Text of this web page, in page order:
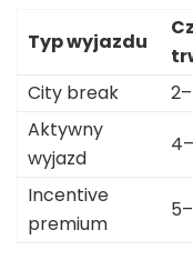
Typ wyjazdu
City break
Aktywny
wyjazd
Incentive
premium